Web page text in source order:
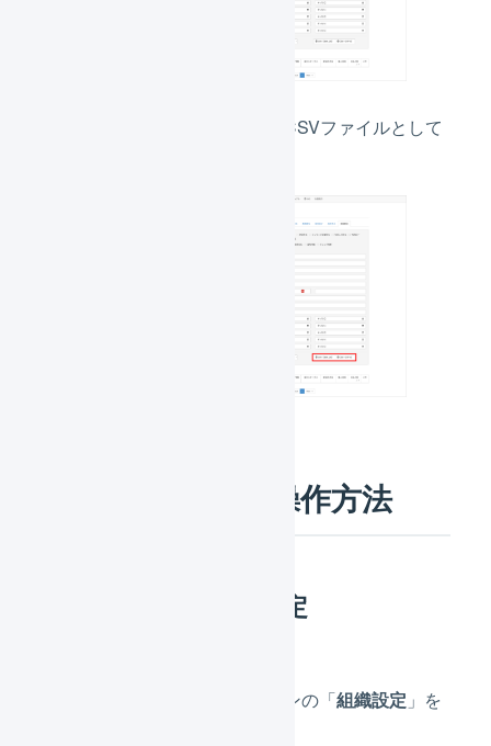
受注情報を検索し、CSVファイルとして
LOGILESSでの操作方法
インポート形式の設定
メインナビゲーションの「組織設定 」を